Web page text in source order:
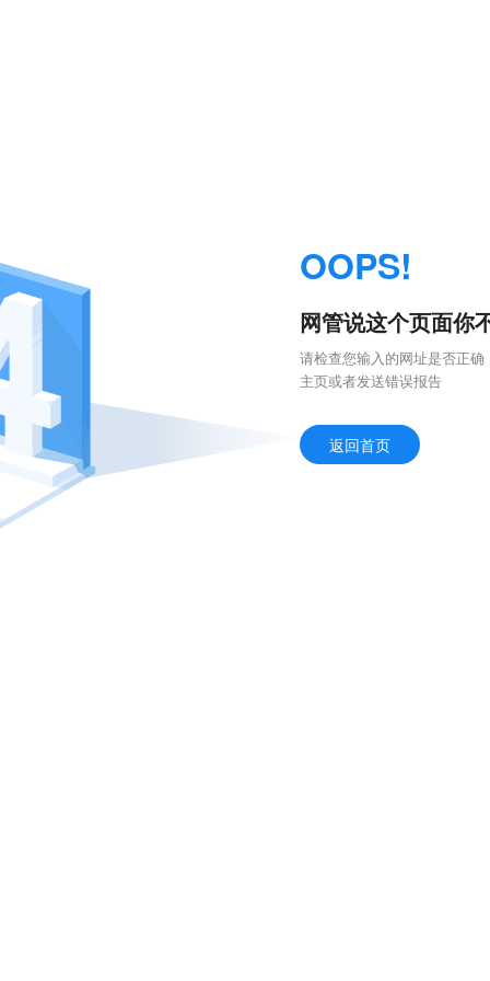
OOPS!
网管说这个页面你
请检查您输入的网址是否正
主页或者发送错误报告
返回首页